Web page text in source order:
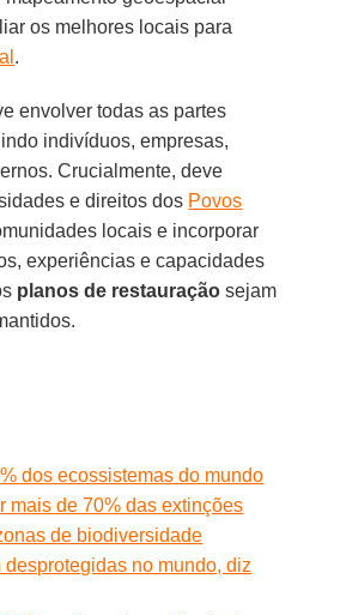
os melhores locais para
.
envolver todas as partes
indivíduos, empresas,
Crucialmente, deve
e direitos dos Povos
locais e incorporar
experiências e capacidades
planos de restauração sejam
dos ecossistemas do mundo
mais de 70% das extinções
de biodiversidade
desprotegidas no mundo, diz